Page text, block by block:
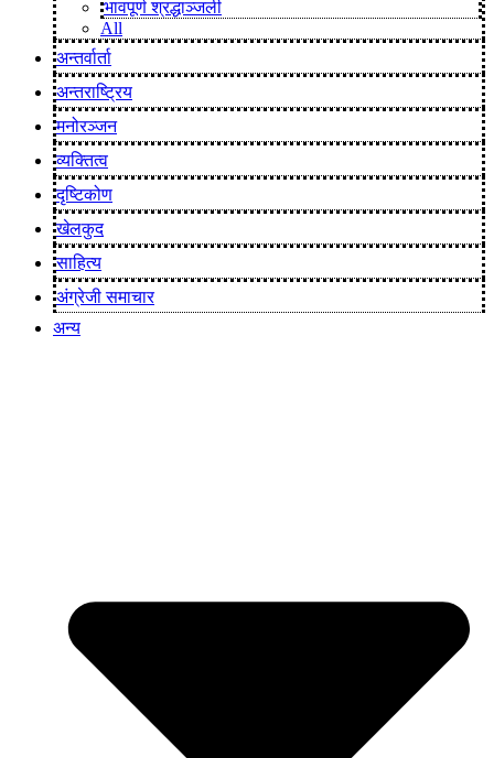
भावपूर्ण श्रद्धाञ्जली
All
अन्तर्वार्ता
अन्तराष्ट्रिय
मनोरञ्जन
व्यक्तित्व
दृष्टिकोण
खेलकुद
साहित्य
अंग्रेजी समाचार
अन्य